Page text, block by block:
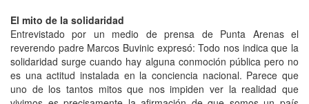
El mito de la solidaridad
Entrevistado por un medio de prensa de Punta Arenas el
reverendo padre Marcos Buvinic expresó: Todo nos indica que la
solidaridad surge cuando hay alguna conmoción pública pero no
es una actitud instalada en la conciencia nacional. Parece que
uno de los tantos mitos que nos impiden ver la realidad que